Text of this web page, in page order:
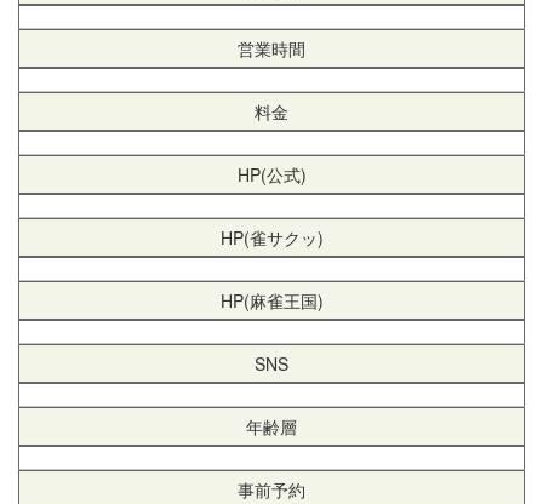
営業時間
料金
HP(公式)
HP(雀サクッ)
HP(麻雀王国)
SNS
年齢層
事前予約